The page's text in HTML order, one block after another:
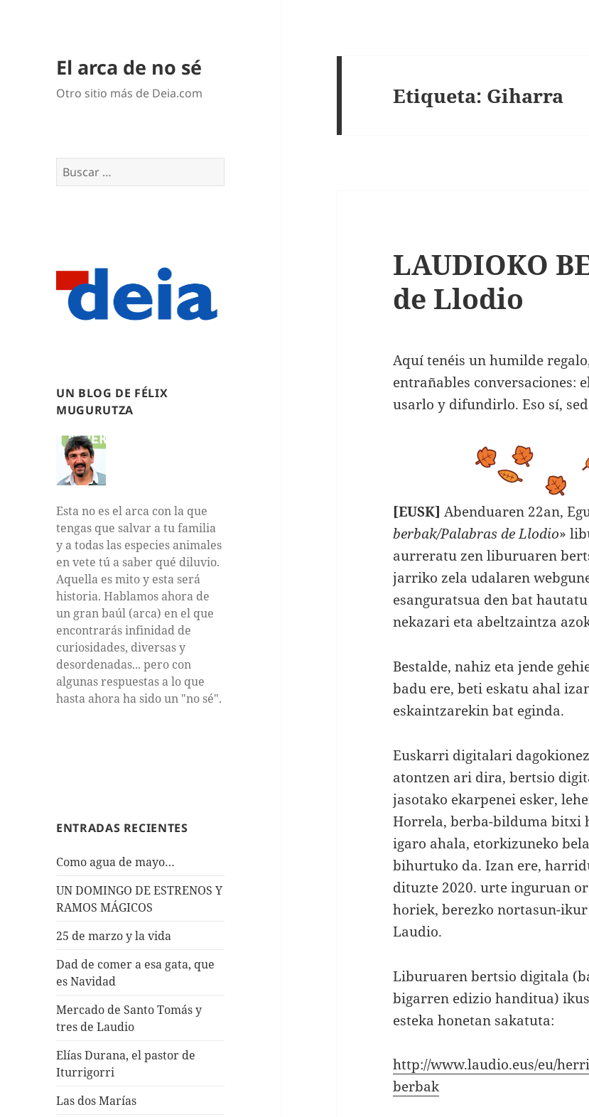
El arca de no sé
Otro sitio más de Deia.com
Buscar:
UN BLOG DE FÉLIX
MUGURUTZA
Esta no es el arca con la que
tengas que salvar a tu familia
y a todas las especies animales
en vete tú a saber qué diluvio.
Aquella es mito y esta será
historia. Hablamos ahora de
un gran baúl (arca) en el que
encontrarás infinidad de
curiosidades, diversas y
desordenadas... pero con
algunas respuestas a lo que
hasta ahora ha sido un "no sé".
ENTRADAS RECIENTES
Como agua de mayo…
UN DOMINGO DE ESTRENOS Y
RAMOS MÁGICOS
25 de marzo y la vida
Dad de comer a esa gata, que
es Navidad
Mercado de Santo Tomás y
tres de Laudio
Elías Durana, el pastor de
Iturrigorri
Las dos Marías
Etiqueta: Giharra
LAUDIOKO
de Llodio
Aquí tenéis un humilde
entrañables conversaciones:
usarlo y difundirlo. Eso sí,
[EUSK] Abenduaren 22an,
berbak/Palabras de Llodio»
aurreratu zen liburuaren
jarriko zela udalaren
esanguratsua den bat
nekazari eta abeltzaintza
Bestalde, nahiz eta jende
badu ere, beti eskatu ahal
eskaintzarekin bat eginda.
Euskarri digitalari
atontzen ari dira, bertsio
jasotako ekarpenei esker,
Horrela, berba-bilduma bitxi
igaro ahala, etorkizuneko
bihurtuko da. Izan ere,
dituzte 2020. urte inguruan
horiek, berezko nortasun-
Laudio.
Liburuaren bertsio digitala
bigarren edizio handitua)
esteka honetan sakatuta:
http://www.laudio.eus/eu/
berbak